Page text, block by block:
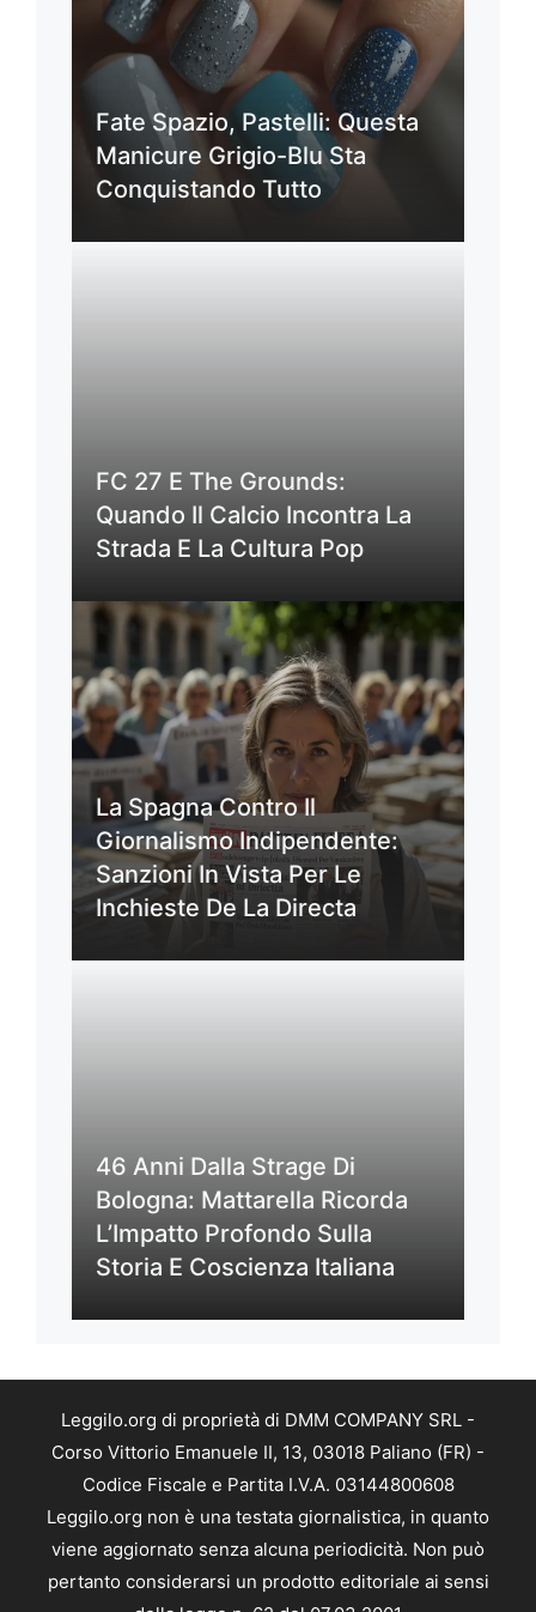
Fate Spazio, Pastelli: Questa
Manicure Grigio-Blu Sta
Conquistando Tutto
FC 27 E The Grounds:
Quando Il Calcio Incontra La
Strada E La Cultura Pop
La Spagna Contro Il
Giornalismo Indipendente:
Sanzioni In Vista Per Le
Inchieste De La Directa
46 Anni Dalla Strage Di
Bologna: Mattarella Ricorda
L’Impatto Profondo Sulla
Storia E Coscienza Italiana
Leggilo.org di proprietà di DMM COMPANY SRL -
Corso Vittorio Emanuele II, 13, 03018 Paliano (FR) -
Codice Fiscale e Partita I.V.A. 03144800608
Leggilo.org non è una testata giornalistica, in quanto
viene aggiornato senza alcuna periodicità. Non può
pertanto considerarsi un prodotto editoriale ai sensi